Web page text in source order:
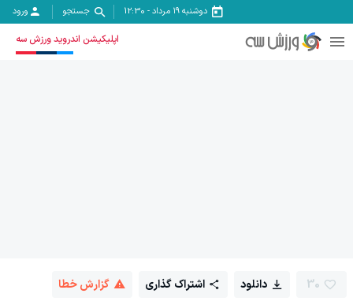
دوشنبه ۱۹ مرداد -
12:30 جستجو ورود
اپلیکیشن اندروید ورزش سه
30 دانلود اشتراک گذاری گزارش خطا